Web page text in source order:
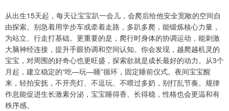
从出生15天起，每天让宝宝趴一会儿，会爬后给他安全宽敞的空间自
由探索。别急着用学步车或牵着走路，多趴多爬，能锻炼核心力量，
为站立、行走打基础。更重要的是，爬行时身体的协调运动，能刺激
大脑神经连接，提升手眼协调和空间认知。你会发现，越爬越机灵的
宝宝，对周围的好奇心也更旺盛，探索欲就是成长最好的动力。从3个
月起，建立稳定的“吃—玩—睡”循环，固定睡前仪式。夜间宝宝醒
来，轻拍安抚，不开亮灯、不逗玩、不喂过多奶，别打乱节奏。规律
作息能促进生长激素分泌，宝宝睡得香、长得稳，性格也会更温和有
秩序感。